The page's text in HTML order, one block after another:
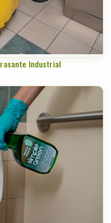
Industrial